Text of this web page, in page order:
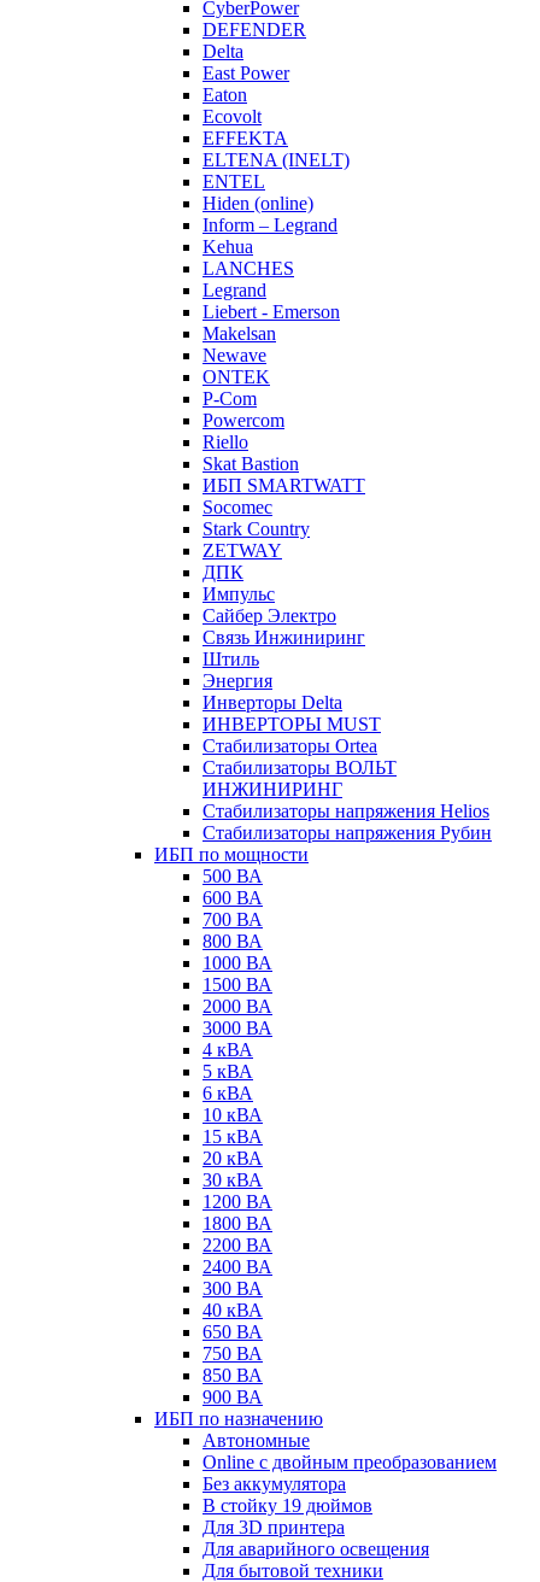
CyberPower
DEFENDER
Delta
East Power
Eaton
Ecovolt
EFFEKTA
ELTENA (INELT)
ENTEL
Hiden (online)
Inform – Legrand
Kehua
LANCHES
Legrand
Liebert - Emerson
Makelsan
Newave
ONTEK
P-Com
Powercom
Riello
Skat Bastion
ИБП SMARTWATT
Socomec
Stark Country
ZETWAY
ДПК
Импульс
Сайбер Электро
Связь Инжиниринг
Штиль
Энергия
Инверторы Delta
ИНВЕРТОРЫ MUST
Стабилизаторы Ortea
Стабилизаторы ВОЛЬТ
ИНЖИНИРИНГ
Стабилизаторы напряжения Helios
Стабилизаторы напряжения Рубин
ИБП по мощности
500 ВА
600 ВА
700 ВА
800 ВА
1000 ВА
1500 ВА
2000 ВА
3000 ВА
4 кВА
5 кВА
6 кВА
10 кВА
15 кВА
20 кВА
30 кВА
1200 ВА
1800 ВА
2200 ВА
2400 ВА
300 ВА
40 кВА
650 ВА
750 ВА
850 ВА
900 ВА
ИБП по назначению
Автономные
Online с двойным преобразованием
Без аккумулятора
В стойку 19 дюймов
Для 3D принтера
Для аварийного освещения
Для бытовой техники